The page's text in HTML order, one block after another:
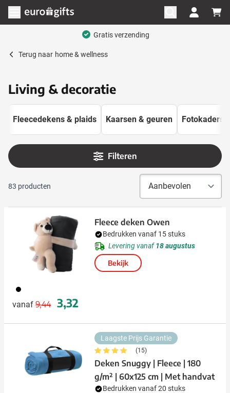
Ga naar de inhoud
Menu openen
Terug naar home & wellness
Living & decoratie
Fleecedekens & plaids Kaarsen & geuren Fotokaders
Filteren
83 producten
001
vanaf
Normale prijs
9,44
Speciale prijs
3,32
Fleece deken Owen
Bedrukken vanaf 15 stuks
Levering vanaf18 augustus
Bekijk
Laagste Prijs Garantie
(15)
Deken Snuggy | Fleece | 180
g/m² | 60x125 cm | Met handvat
Bedrukken vanaf 20 stuks